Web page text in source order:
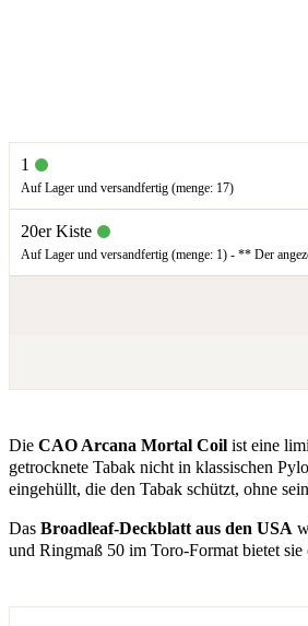
1
Auf Lager und versandfertig (menge: 17)
20er Kiste
Auf Lager und versandfertig (menge: 1) - ** Der
Die CAO Arcana Mortal Coil ist eine
getrocknete Tabak nicht in klassischen
eingehüllt, die den Tabak schützt, ohne
Das Broadleaf-Deckblatt aus den USA
und Ringmaß 50 im Toro-Format bietet